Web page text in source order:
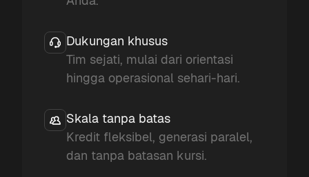
Dukungan khusus
Tim sejati, mulai dari orientasi
hingga operasional sehari-hari.
Skala tanpa batas
Kredit fleksibel, generasi paralel,
dan tanpa batasan kursi.